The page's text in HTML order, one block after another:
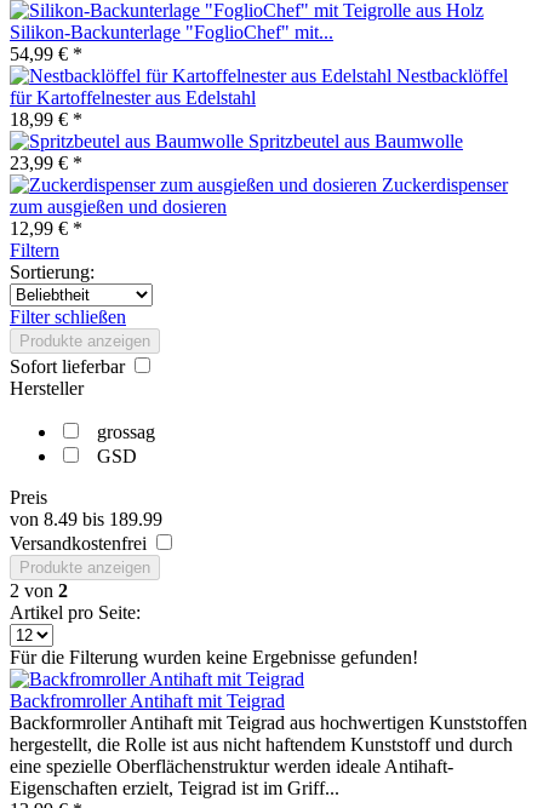
Silikon-Backunterlage "FoglioChef" mit...
54,99 € *
Nestbacklöffel
für Kartoffelnester aus Edelstahl
18,99 € *
Spritzbeutel aus Baumwolle
23,99 € *
Zuckerdispenser
zum ausgießen und dosieren
12,99 € *
Filtern
Sortierung:
Filter schließen
Produkte anzeigen
Sofort lieferbar
Hersteller
grossag
GSD
Preis
von 8.49 bis 189.99
Versandkostenfrei
Produkte anzeigen
2 von 2
Artikel pro Seite:
Für die Filterung wurden keine Ergebnisse gefunden!
Backfromroller Antihaft mit Teigrad
Backformroller Antihaft mit Teigrad aus hochwertigen Kunststoffen
hergestellt, die Rolle ist aus nicht haftendem Kunststoff und durch
eine spezielle Oberflächenstruktur werden ideale Antihaft-
Eigenschaften erzielt, Teigrad ist im Griff...